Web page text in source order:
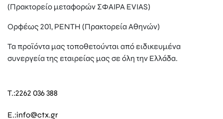
(Πρακτορείο μεταφορών ΣΦΑΙΡΑ EVIAS)
Ορφέως 201, ΡΕΝΤΗ (Πρακτορεία Αθηνών)
Τα προϊόντα μας τοποθετούνται από ειδικευμένα
συνεργεία της εταιρείας μας σε όλη την Ελλάδα.
T.:2262 036 388
E.:info@ctx.gr